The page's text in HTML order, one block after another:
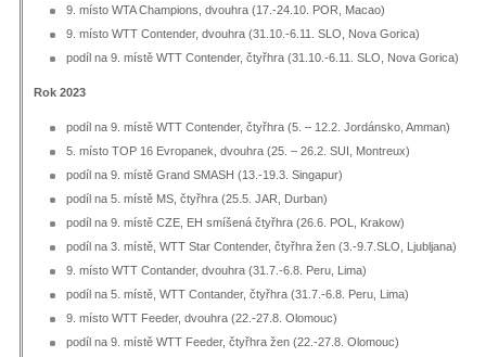
9. místo WTA Champions, dvouhra (17.-24.10. POR, Macao)
9. místo WTT Contender, dvouhra (31.10.-6.11. SLO, Nova Gorica)
podíl na 9. místě WTT Contender, čtyřhra (31.10.-6.11. SLO, Nova Gorica)
Rok 2023
podíl na 9. místě WTT Contender, čtyřhra (5. – 12.2. Jordánsko, Amman)
5. místo TOP 16 Evropanek, dvouhra (25. – 26.2. SUI, Montreux)
podíl na 9. místě Grand SMASH (13.-19.3. Singapur)
podíl na 5. místě MS, čtyřhra (25.5. JAR, Durban)
podíl na 9. místě CZE, EH smíšená čtyřhra (26.6. POL, Krakow)
podíl na 3. místě, WTT Star Contender, čtyřhra žen (3.-9.7.SLO, Ljubljana)
9. místo WTT Contander, dvouhra (31.7.-6.8. Peru, Lima)
podíl na 5. místě, WTT Contander, čtyřhra (31.7.-6.8. Peru, Lima)
9. místo WTT Feeder, dvouhra (22.-27.8. Olomouc)
podíl na 9. místě WTT Feeder, čtyřhra žen (22.-27.8. Olomouc)